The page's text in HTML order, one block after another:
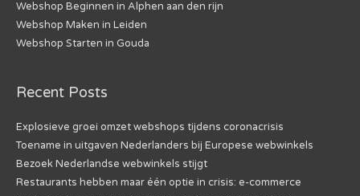
Webshop Beginnen in Alphen aan den rijn
Webshop Maken in Leiden
Webshop Starten in Gouda
Recent Posts
Explosieve groei omzet webshops tijdens coronacrisis
Toename in uitgaven Nederlanders bij Europese webwinkels
Bezoek Nederlandse webwinkels stijgt
Restaurants hebben maar één optie in crisis: e-commerce